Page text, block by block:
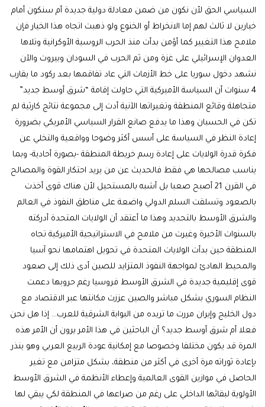
السياسي الحق لأن نكون من ضمن معادلة دولية جديدة أم سنكون أمام
خيارين لا ثالث لهم إما الانخراط أو الخنوع ولو ذهبت اتجاه هذا الخيار فإن
ملامح هذا التغيير كما أؤمن بدأت منذ الحرب الروسية الأوكرانية وتلاها
العدوان الإسرائيلي على غزة ومن ثم الحرب في السودان وبيروت والآن
نشهد دخول سوريا على خط الأزمات التي عاد تفاقمها بعد ركود ما يقارب
4 سنوات أن السياسة الأميركية التي حاولت إقامة “شرق أوسط جديد”
متجاهلة وقائع المنطقة وتغيراتها الآنية أدت إلى مجموعة نتائج كارثية لم
تكن في الحسبان وهذا ما يدفع صانع القرار السياسي الأمريكي بضرورة
إعادة النظر في السياسة على أسس أكثر وضوحا وواقعية والتخلي عن
فكرة قدرة الولايات على إعادة رسم خريطة المنطقة -بصورة أحادية- وبما
يناسب مصالحها هي فقط فالحديث عن من يريد احتكار القوة والمصالح
في القرن 21 أصبح صعبا بل أشبه بالمستحيل لأن هناك قوى أخذت
بالصعود وتسلقت السلم الدولي واضعة على مناطق النفوذ في العالم
والشرق الأوسط بالتحديد وهذا ما أعتقد أن الولايات المتحدة أدركته
بالسنوات الأخيرة وغيرت من ملامح في الاستراتيجية الأميركية تجاه
المنطقة حين بدأت الولايات المتحدة في تحويل اهتمامها نحو آسيا
والمحيط الهادئ لمواجهة النفوذ المتزايد للصين أدى ذلك إلى صعود
قوى إقليمية جديدة في الشرق الأوسط فروسيا رغم حروبها دعمت
النظام السوري بشكل مباشر والصين عززت مكانتها عبر الاقتصاد مع
دول الخليج وإيران مررت ما تريده من البوابة الشرقية للعرب… إذا هل نحن
فعلا أم شرق أوسط جديد؟ أن الباحثين في هذا الأمر يرون أن الأمر هذه
المرة قد يكون مختلفا وخصوصا مع إمكانية عودة الربيع العربي وهو ينذر
بإعادة ثوراته مرة أخرى في أكثر من منطقة، بشكل متزامن مع تغير
الحاصل في موازين القوى العالمية وإعطاء الأنظمة في الشرق الأوسط
الأولوية لبقائها الداخلي على رغم من صراعها في المنطقة لكي يبقي لها